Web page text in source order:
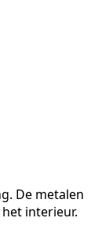
De metalen
interieur.